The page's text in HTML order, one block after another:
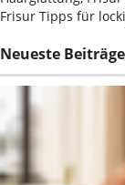
Frisur Tipps für
Neueste